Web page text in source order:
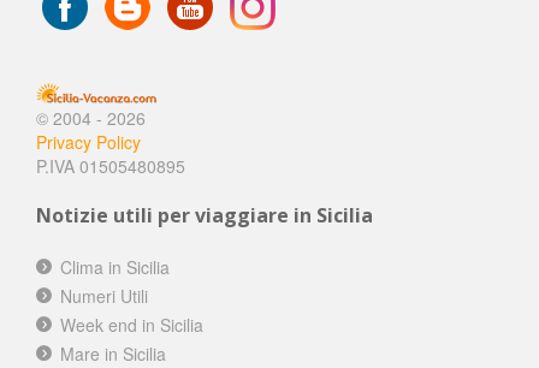
© 2004 - 2026
Privacy Policy
P.IVA 01505480895
Notizie utili per viaggiare in Sicilia
Clima in Sicilia
Numeri Utili
Week end in Sicilia
Mare in Sicilia